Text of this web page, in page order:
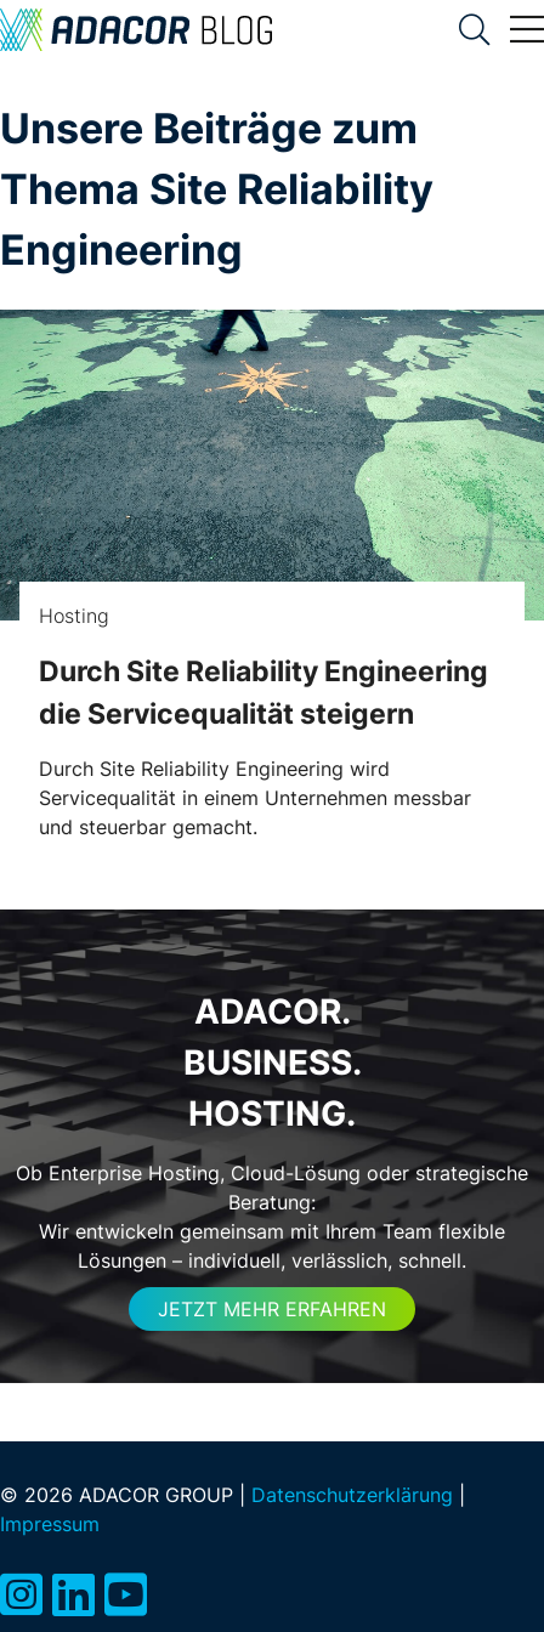
Unsere Beiträge zum
Thema Site Reliability
Engineering
Hosting
Durch Site Reliability Engineering
die Servicequalität steigern
Durch Site Reliability Engineering wird
Servicequalität in einem Unternehmen messbar
und steuerbar gemacht.
ADACOR.
BUSINESS.
HOSTING.
Ob Enterprise Hosting, Cloud-Lösung oder strategische
Beratung:
Wir entwickeln gemeinsam mit Ihrem Team flexible
Lösungen – individuell, verlässlich, schnell.
JETZT MEHR ERFAHREN
© 2026 ADACOR GROUP | Datenschutzerklärung
Impressum